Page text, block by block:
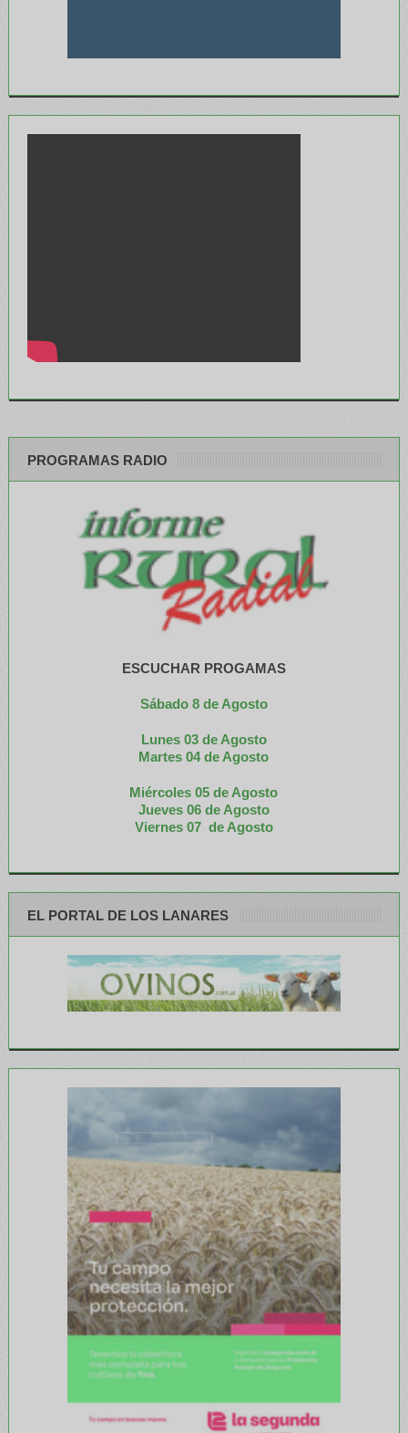
PROGRAMAS RADIO
ESCUCHAR PROGAMAS
Sábado 8 de Agosto
Lunes 03 de Agosto
Martes 04 de Agosto
Miércoles 05 de Agosto
Jueves 06 de Agosto
Viernes 07 de Agosto
EL PORTAL DE LOS LANARES